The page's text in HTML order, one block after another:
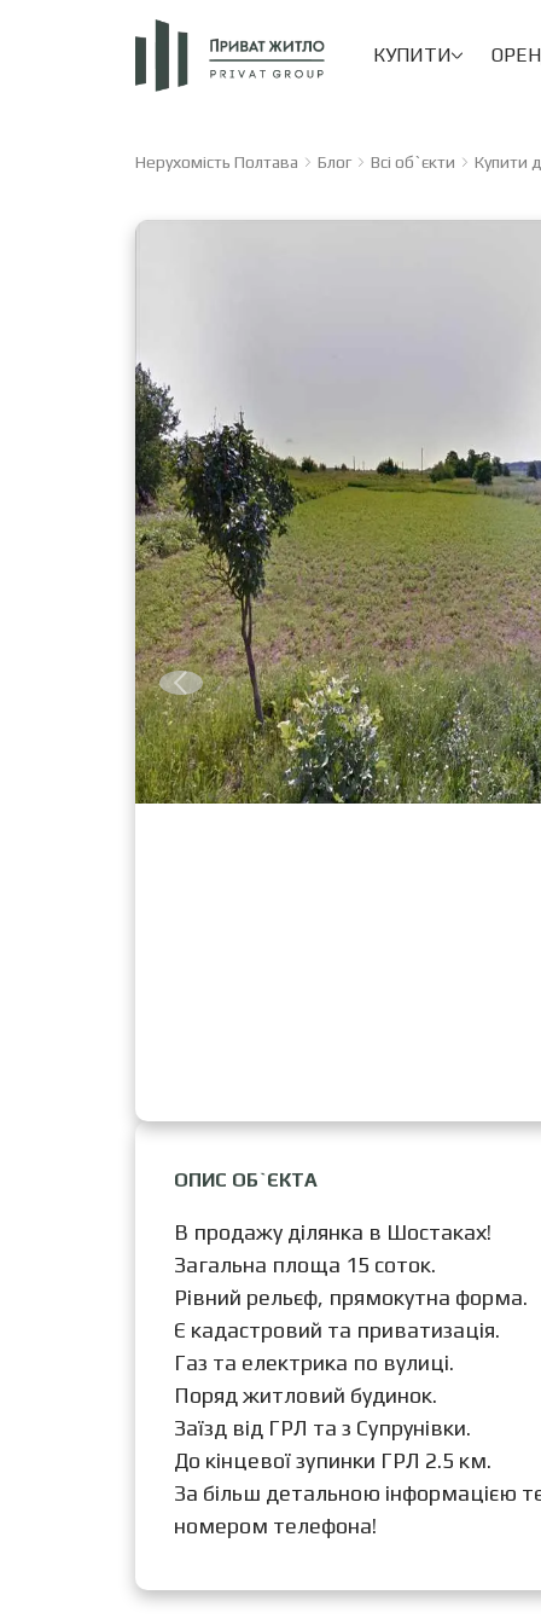
КУПИТИ
Нерухомість Полтава Блог Всі об`єкти Купити
ОПИС ОБ`ЄКТА
В продажу ділянка в Шостаках!
Загальна площа 15 соток.
Рівний рельєф, прямокутна форма.
Є кадастровий та приватизація.
Газ та електрика по вулиці.
Поряд житловий будинок.
Заїзд від ГРЛ та з Супрунівки.
До кінцевої зупинки ГРЛ 2.5 км.
За більш детальною інформацією
номером телефона!